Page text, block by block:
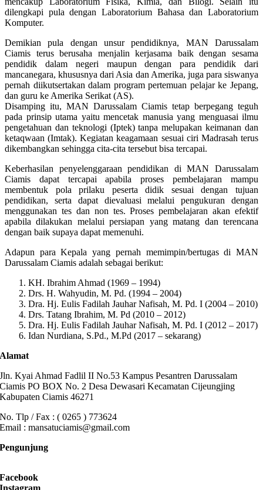
dilengkapi pula dengan Laboratorium Bahasa dan Laboratorium
Komputer.
Demikian pula dengan unsur pendidiknya, MAN Darussalam
Ciamis terus berusaha menjalin kerjasama baik dengan sesama
pendidik dalam negeri maupun dengan para pendidik dari
mancanegara, khususnya dari Asia dan Amerika, juga para siswanya
pernah diikutsertakan dalam program pertemuan pelajar ke Jepang,
dan guru ke Amerika Serikat (AS).
Disamping itu, MAN Darussalam Ciamis tetap berpegang teguh
pada prinsip utama yaitu mencetak manusia yang menguasai ilmu
pengetahuan dan teknologi (Iptek) tanpa melupakan keimanan dan
ketaqwaan (Imtak). Kegiatan keagamaan sesuai ciri Madrasah terus
dikembangkan sehingga cita-cita tersebut bisa tercapai.
Keberhasilan penyelenggaraan pendidikan di MAN Darussalam
Ciamis dapat tercapai apabila proses pembelajaran mampu
membentuk pola prilaku peserta didik sesuai dengan tujuan
pendidikan, serta dapat dievaluasi melalui pengukuran dengan
menggunakan tes dan non tes. Proses pembelajaran akan efektif
apabila dilakukan melalui persiapan yang matang dan terencana
dengan baik supaya dapat memenuhi.
Adapun para Kepala yang pernah memimpin/bertugas di MAN
Darussalam Ciamis adalah sebagai berikut:
KH. Ibrahim Ahmad (1969 – 1994)
Drs. H. Wahyudin, M. Pd. (1994 – 2004)
Dra. Hj. Eulis Fadilah Jauhar Nafisah, M. Pd. I (2004 – 2010)
Drs. Tatang Ibrahim, M. Pd (2010 – 2012)
Dra. Hj. Eulis Fadilah Jauhar Nafisah, M. Pd. I (2012 – 2017)
Idan Nurdiana, S.Pd., M.Pd (2017 – sekarang)
Alamat
Jln. Kyai Ahmad Fadlil II No.53 Kampus Pesantren Darussalam
Ciamis PO BOX No. 2 Desa Dewasari Kecamatan Cijeungjing
Kabupaten Ciamis 46271
No. Tlp / Fax : ( 0265 ) 773624
Email : mansatuciamis@gmail.com
Pengunjung
Facebook
Instagram